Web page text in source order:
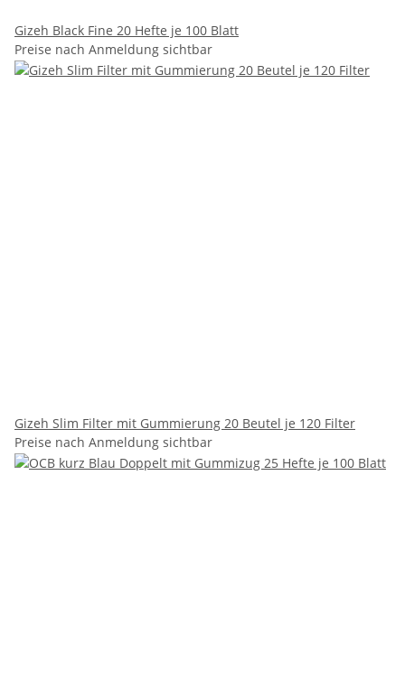
Gizeh Black Fine 20 Hefte je 100 Blatt
Preise nach Anmeldung sichtbar
Gizeh Slim Filter mit Gummierung 20 Beutel je 120 Filter
Preise nach Anmeldung sichtbar